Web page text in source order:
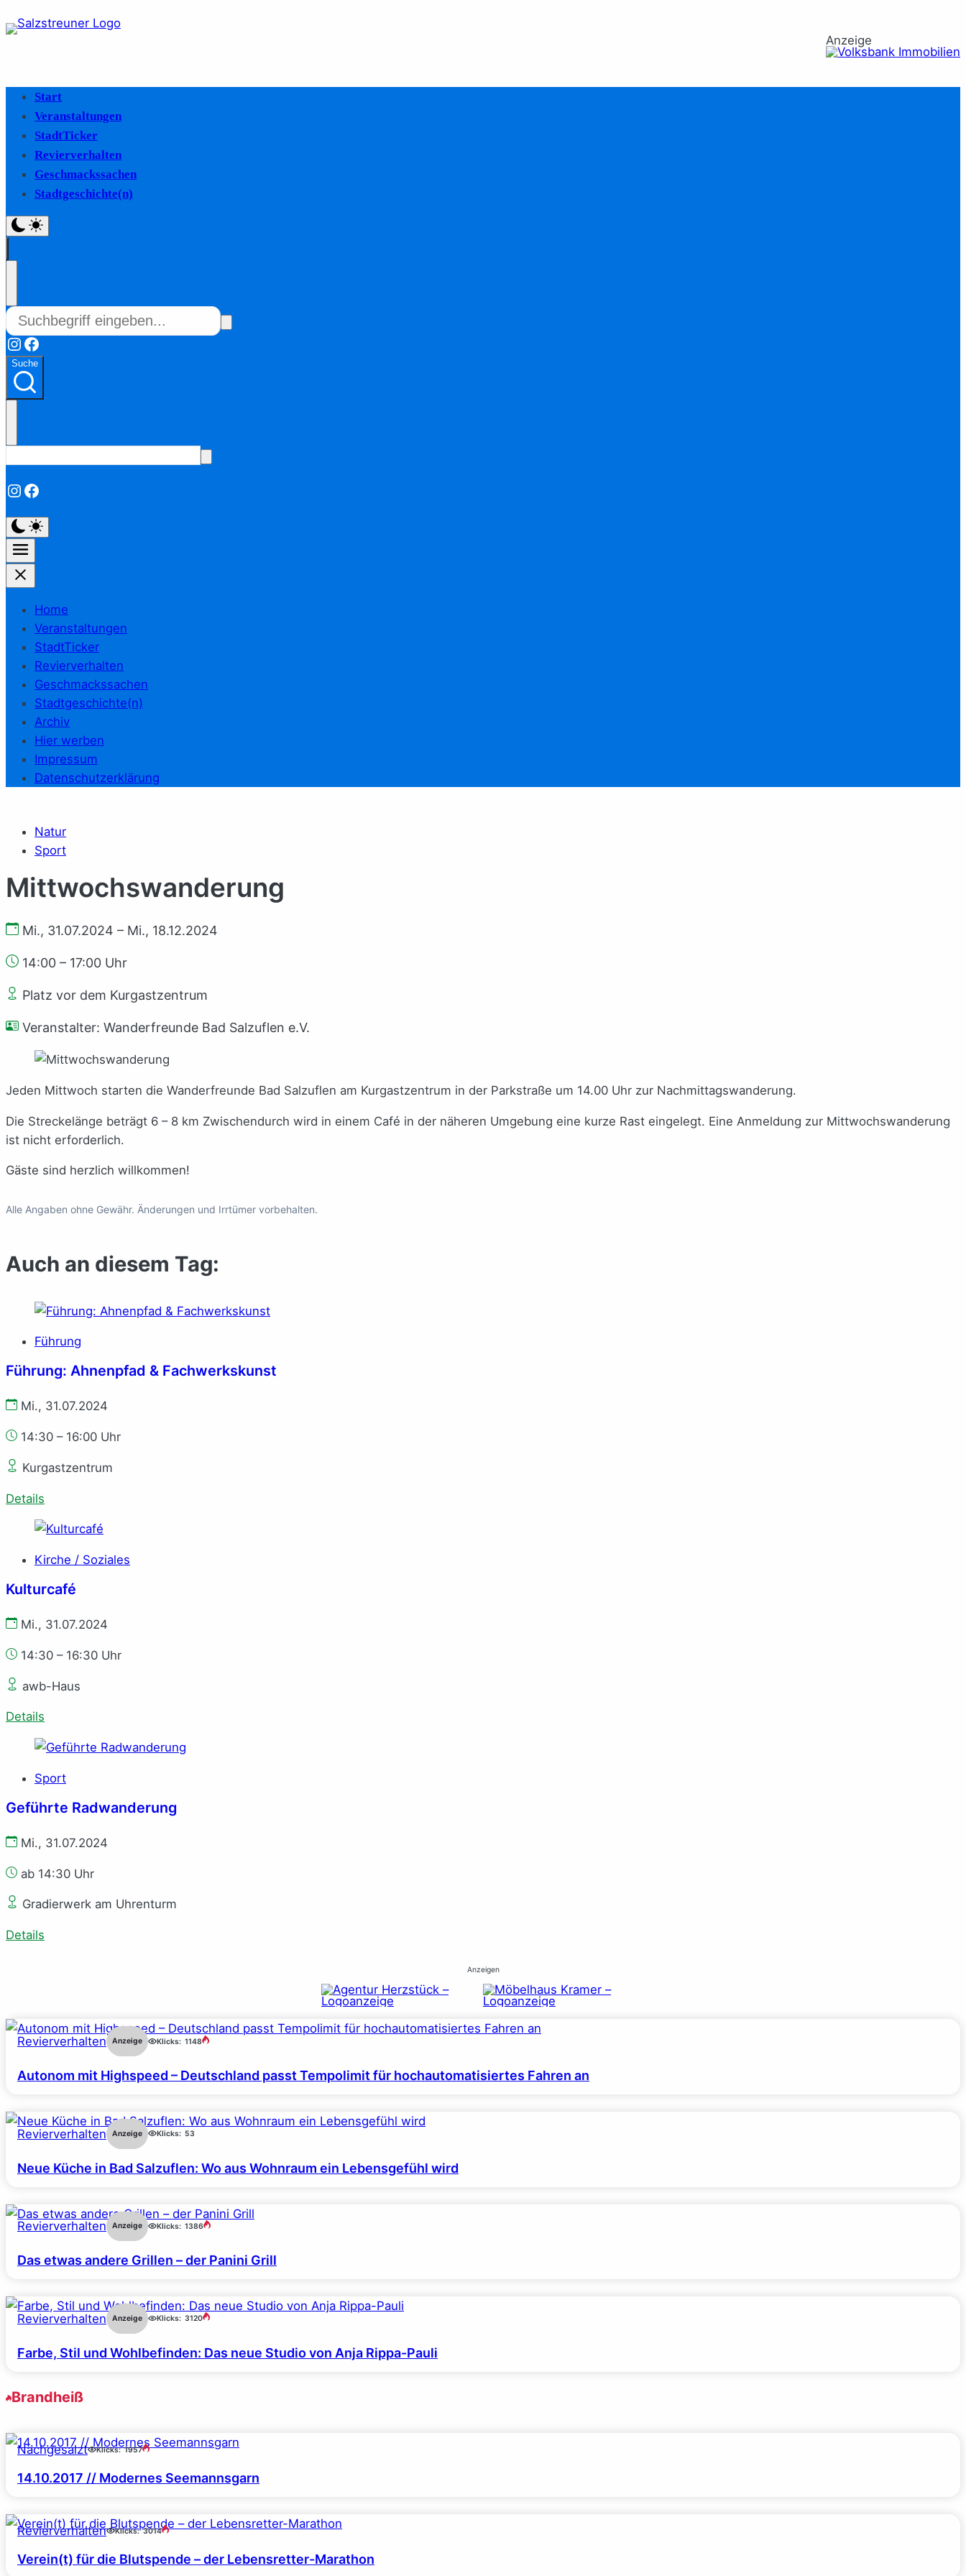
Anzeige
Start
Veranstaltungen
StadtTicker
Revierverhalten
Geschmackssachen
Stadtgeschichte(n)
Instagram
Facebook
Suche
Instagram
Facebook
Home
Veranstaltungen
StadtTicker
Revierverhalten
Geschmackssachen
Stadtgeschichte(n)
Archiv
Hier werben
Impressum
Datenschutzerklärung
Natur
Sport
Mittwochswanderung
Mi., 31.07.2024 – Mi., 18.12.2024
14:00 – 17:00 Uhr
Platz vor dem Kurgastzentrum
Veranstalter: Wanderfreunde Bad Salzuflen e.V.
Jeden Mittwoch starten die Wanderfreunde Bad Salzuflen am Kurgastzentrum in der Parkstraße um 14.00 Uhr zur Nachmittagswanderung.
Die Streckelänge beträgt 6 – 8 km Zwischendurch wird in einem Café in der näheren Umgebung eine kurze Rast eingelegt. Eine Anmeldung zur Mittwochswanderung
ist nicht erforderlich.
Gäste sind herzlich willkommen!
Alle Angaben ohne Gewähr. Änderungen und Irrtümer vorbehalten.
Auch an diesem Tag:
Führung
Führung: Ahnenpfad & Fachwerkskunst
Mi., 31.07.2024
14:30 – 16:00 Uhr
Kurgastzentrum
Details
Kirche / Soziales
Kulturcafé
Mi., 31.07.2024
14:30 – 16:30 Uhr
awb-Haus
Details
Sport
Geführte Radwanderung
Mi., 31.07.2024
ab 14:30 Uhr
Gradierwerk am Uhrenturm
Details
Anzeigen
Revierverhalten Anzeige Klicks: 1148
Autonom mit Highspeed – Deutschland passt Tempolimit für hochautomatisiertes Fahren an
Revierverhalten Anzeige Klicks: 53
Neue Küche in Bad Salzuflen: Wo aus Wohnraum ein Lebensgefühl wird
Revierverhalten Anzeige Klicks: 1386
Das etwas andere Grillen – der Panini Grill
Revierverhalten Anzeige Klicks: 3120
Farbe, Stil und Wohlbefinden: Das neue Studio von Anja Rippa-Pauli
Brandheiß
Nachgesalzt Klicks: 1957
14.10.2017 // Modernes Seemannsgarn
Revierverhalten Klicks: 3014
Verein(t) für die Blutspende – der Lebensretter-Marathon